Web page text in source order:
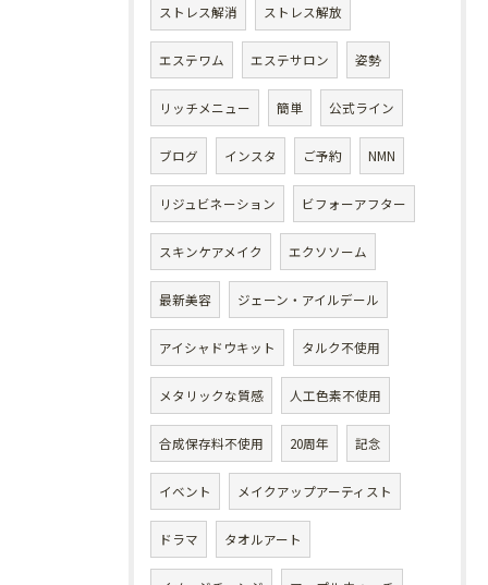
ストレス解消 ストレス解放
エステワム エステサロン 姿勢
リッチメニュー 簡単 公式ライン
ブログ インスタ ご予約 NMN
リジュビネーション ビフォーアフター
スキンケアメイク エクソソーム
最新美容 ジェーン・アイルデール
アイシャドウキット タルク不使用
メタリックな質感 人工色素不使用
合成保存料不使用 20周年 記念
イベント メイクアップアーティスト
ドラマ タオルアート